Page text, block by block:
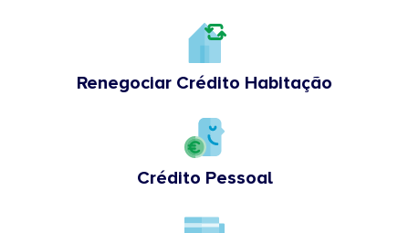
Renegociar Crédito Habitação
Crédito Pessoal